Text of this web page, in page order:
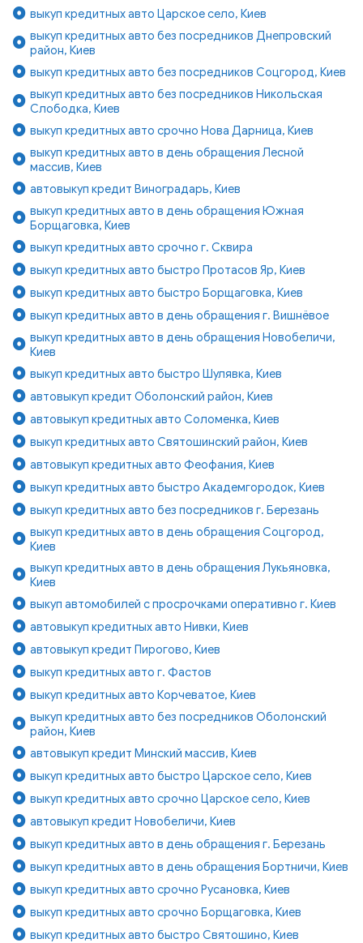
выкуп кредитных авто Царское село, Киев
выкуп кредитных авто без посредников Днепровский
район, Киев
выкуп кредитных авто без посредников Соцгород, Киев
выкуп кредитных авто без посредников Никольская
Слободка, Киев
выкуп кредитных авто срочно Нова Дарница, Киев
выкуп кредитных авто в день обращения Лесной
массив, Киев
автовыкуп кредит Виноградарь, Киев
выкуп кредитных авто в день обращения Южная
Борщаговка, Киев
выкуп кредитных авто срочно г. Сквира
выкуп кредитных авто быстро Протасов Яр, Киев
выкуп кредитных авто быстро Борщаговка, Киев
выкуп кредитных авто в день обращения г. Вишнёвое
выкуп кредитных авто в день обращения Новобеличи,
Киев
выкуп кредитных авто быстро Шулявка, Киев
автовыкуп кредит Оболонский район, Киев
автовыкуп кредитных авто Соломенка, Киев
выкуп кредитных авто Святошинский район, Киев
автовыкуп кредитных авто Феофания, Киев
выкуп кредитных авто быстро Академгородок, Киев
выкуп кредитных авто без посредников г. Березань
выкуп кредитных авто в день обращения Соцгород,
Киев
выкуп кредитных авто в день обращения Лукьяновка,
Киев
выкуп автомобилей с просрочками оперативно г. Киев
автовыкуп кредитных авто Нивки, Киев
автовыкуп кредит Пирогово, Киев
выкуп кредитных авто г. Фастов
выкуп кредитных авто Корчеватое, Киев
выкуп кредитных авто без посредников Оболонский
район, Киев
автовыкуп кредит Минский массив, Киев
выкуп кредитных авто быстро Царское село, Киев
выкуп кредитных авто срочно Царское село, Киев
автовыкуп кредит Новобеличи, Киев
выкуп кредитных авто в день обращения г. Березань
выкуп кредитных авто в день обращения Бортничи, Киев
выкуп кредитных авто срочно Русановка, Киев
выкуп кредитных авто срочно Борщаговка, Киев
выкуп кредитных авто быстро Святошино, Киев